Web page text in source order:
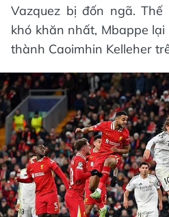
Vazquez bị đốn ngã.
khó khăn nhất, Mbappe
thành Caoimhin Kelleher